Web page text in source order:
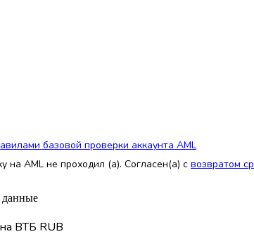
базовой проверки аккаунта AML
на AML не проходил (а). Согласен(а) с возвратом
данные
ВТБ RUB